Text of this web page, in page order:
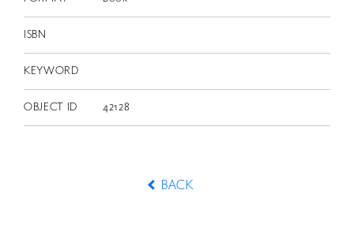
ISBN
KEYWORD
OBJECT ID 42128
BACK